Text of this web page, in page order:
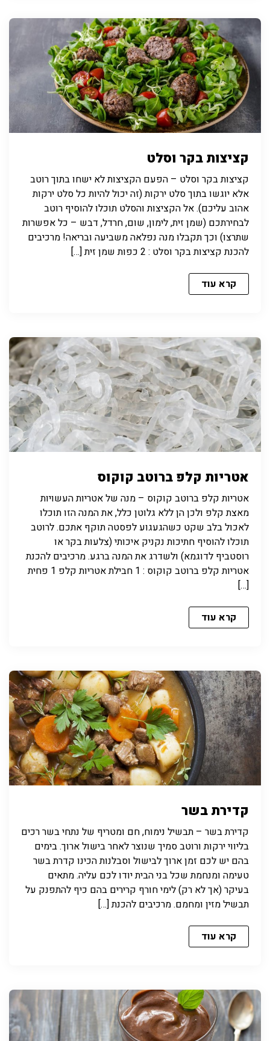
קציצות בקר וסלט
קציצות בקר וסלט – הפעם הקציצות לא ישחו בתוך רוטב
אלא יוגשו בתוך סלט ירקות (זה יכול להיות כל סלט ירקות
אהוב עליכם). אל הקציצות והסלט תוכלו להוסיף רוטב
לבחירתכם (שמן זית, לימון, שום, חרדל, דבש – כל אפשרות
שתרצו) וכך תקבלו מנה נפלאה משביעה ובריאה! מרכיבים
להכנת קציצות בקר וסלט : 2 כפות שמן זית […]
קרא עוד
אטריות קלפ ברוטב קוקוס
אטריות קלפ ברוטב קוקוס – מנה של אטריות העשויות
מאצת קלפ ולכן הן ללא גלוטן כלל, את המנה הזו תוכלו
לאכול בלב שקט כשהגעגוע לפסטה תוקף אתכם. לרוטב
תוכלו להוסיף חתיכות נקניק איכותי (צלעות בקר או
רוסטביף לדוגמא) ולשדרג את המנה ברגע. מרכיבים להכנת
אטריות קלפ ברוטב קוקוס : 1 חבילת אטריות קלפ 1 פחית
[…]
קרא עוד
קדירת בשר
קדירת בשר – תבשיל נימוח, חם ומטריף של נתחי בשר רכים
בליווי ירקות ורוטב סמיך שנוצר לאחר בישול ארוך. בימים
בהם יש לכם זמן ארוך לבישול וסבלנות הכינו קדרת בשר
טעימה ומנחמת שכל בני הבית יודו לכם עליה. מתאים
בעיקר (אך לא רק) לימי חורף קרירים בהם כיף להתפנק על
תבשיל מזין ומחמם. מרכיבים להכנת […]
קרא עוד